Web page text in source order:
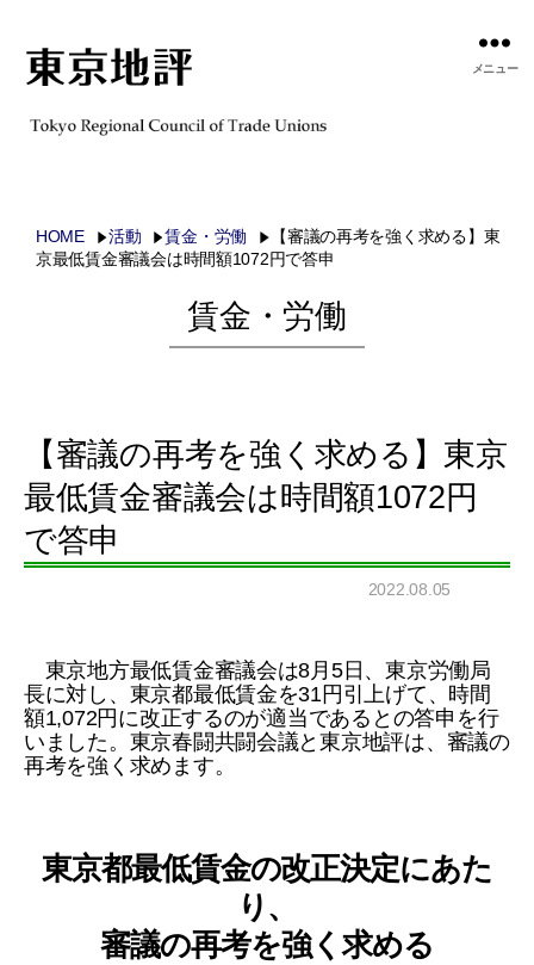
メニュー
HOME 活動 賃金・労働
【審議の再考を強く求める】東
京最低賃金審議会は時間額1072円で答申
賃金・労働
【審議の再考を強く求める】東京
最低賃金審議会は時間額1072円
で答申
2022.08.05
東京地方最低賃金審議会は8月5日、東京労働局
長に対し、東京都最低賃金を31円引上げて、時間
額1,072円に改正するのが適当であるとの答申を行
いました。東京春闘共闘会議と東京地評は、審議の
再考を強く求めます。
東京都最低賃金の改正決定にあた
り、
審議の再考を強く求める